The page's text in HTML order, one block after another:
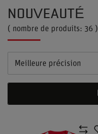
NOUVEAUTÉ
( nombre de produits: 36 )
Meilleure précision